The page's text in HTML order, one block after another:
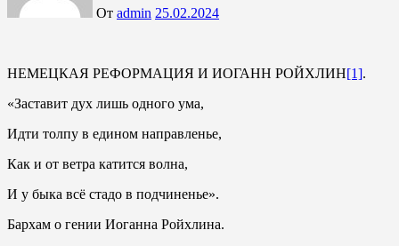
От admin 25.02.2024
НЕМЕЦКАЯ РЕФОРМАЦИЯ И ИОГАНН РОЙХЛИН[1].
«Заставит дух лишь одного ума,
Идти толпу в едином направленье,
Как и от ветра катится волна,
И у быка всё стадо в подчиненье».
Бархам о гении Иоганна Ройхлина.